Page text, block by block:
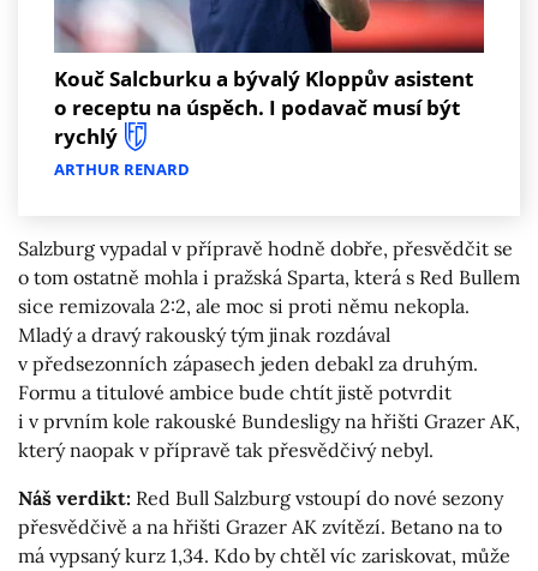
Kouč Salcburku a bývalý Kloppův asistent
o receptu na úspěch. I podavač musí být
rychlý
ARTHUR RENARD
Salzburg vypadal v přípravě hodně dobře, přesvědčit se
o tom ostatně mohla i pražská Sparta, která s Red Bullem
sice remizovala 2:2, ale moc si proti němu nekopla.
Mladý a dravý rakouský tým jinak rozdával
v předsezonních zápasech jeden debakl za druhým.
Formu a titulové ambice bude chtít jistě potvrdit
i v prvním kole rakouské Bundesligy na hřišti Grazer AK,
který naopak v přípravě tak přesvědčivý nebyl.
Náš verdikt: Red Bull Salzburg vstoupí do nové sezony
přesvědčivě a na hřišti Grazer AK zvítězí. Betano na to
má vypsaný kurz 1,34. Kdo by chtěl víc zariskovat, může